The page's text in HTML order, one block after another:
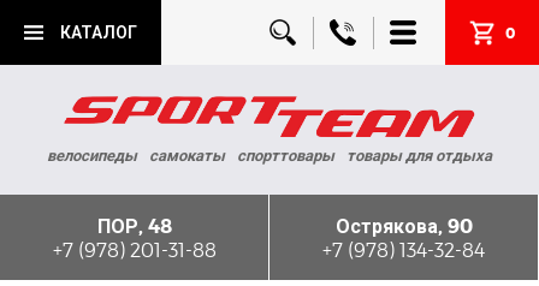
КАТАЛОГ 0
велосипеды самокаты спорттовары товары для отдыха
ПОР, 48
+7 (978) 201-31-88
Острякова, 90
+7 (978) 134-32-84